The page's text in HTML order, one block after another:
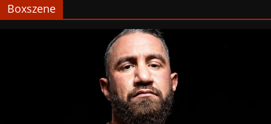
Boxszene